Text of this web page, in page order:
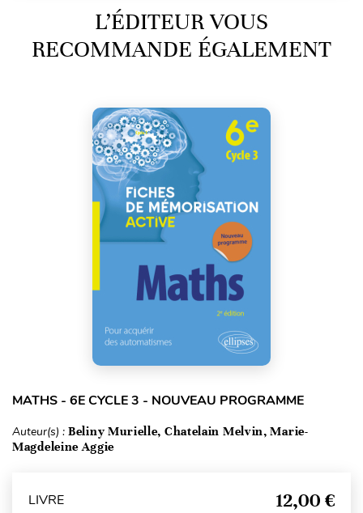
L’ÉDITEUR VOUS
RECOMMANDE ÉGALEMENT
MATHS - 6E CYCLE 3 - NOUVEAU PROGRAMME
Auteur(s) : Beliny Murielle, Chatelain Melvin, Marie-
Magdeleine Aggie
LIVRE 12,00 €